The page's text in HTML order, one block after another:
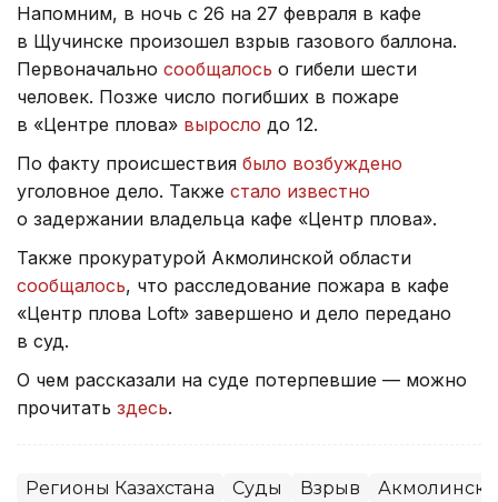
Напомним, в ночь с 26 на 27 февраля в кафе
в Щучинске произошел взрыв газового баллона.
Первоначально сообщалось о гибели шести
человек. Позже число погибших в пожаре
в «Центре плова» выросло до 12.
По факту происшествия было возбуждено
уголовное дело. Также стало известно
о задержании владельца кафе «Центр плова».
Также прокуратурой Акмолинской области
сообщалось, что расследование пожара в кафе
«Центр плова Loft» завершено и дело передано
в суд.
О чем рассказали на суде потерпевшие — можно
прочитать здесь.
Регионы Казахстана Суды Взрыв